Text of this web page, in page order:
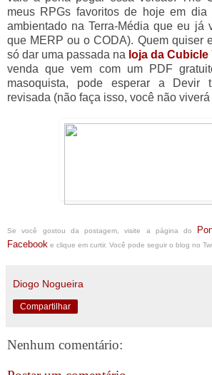
meus RPGs favoritos de hoje em
ambientado na Terra-Média que eu já
que MERP ou o CODA). Quem quiser
só dar uma passada na loja da Cubicle
venda que vem com um PDF
masoquista, pode esperar a Devir
revisada (não faça isso, você não
Se você gostou da postagem, visite a página do
Facebook e clique em curtir. Você pode seguir o blog no
Diogo Nogueira
Compartilhar
Nenhum comentário: